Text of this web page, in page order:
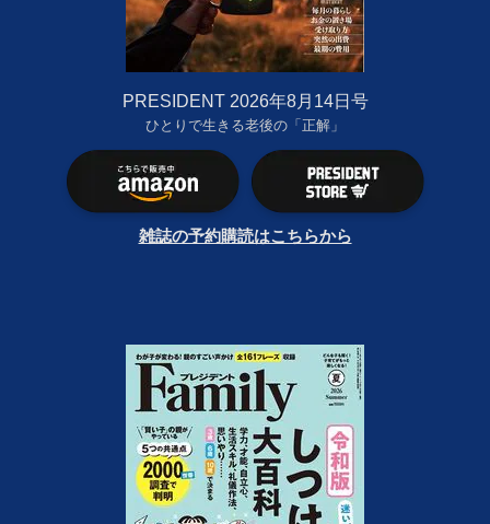
PRESIDENT 2026年8月14日号
ひとりで生きる老後の「正解」
雑誌の予約購読はこちらから